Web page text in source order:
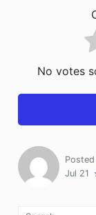
No votes
Jul 21